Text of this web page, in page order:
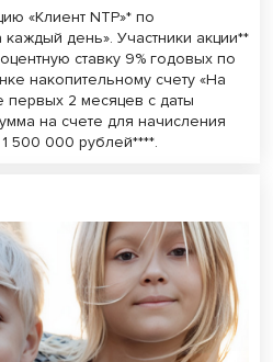
«Клиент NTP»* по
день». Участники акции**
ставку 9% годовых по
накопительному счету «На
первых 2 месяцев с даты
на счете для начисления
500 000 рублей****.